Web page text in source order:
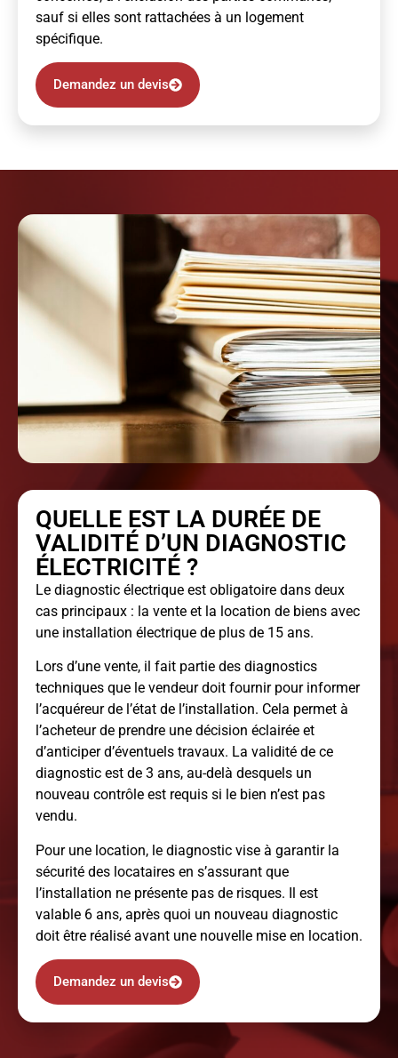
sauf si elles sont rattachées à un logement
spécifique.
Demandez un devis
QUELLE EST LA DURÉE DE
VALIDITÉ D’UN DIAGNOSTIC
ÉLECTRICITÉ ?
Le diagnostic électrique est obligatoire dans deux
cas principaux : la vente et la location de biens avec
une installation électrique de plus de 15 ans.
Lors d’une vente, il fait partie des diagnostics
techniques que le vendeur doit fournir pour informer
l’acquéreur de l’état de l’installation. Cela permet à
l’acheteur de prendre une décision éclairée et
d’anticiper d’éventuels travaux. La validité de ce
diagnostic est de 3 ans, au-delà desquels un
nouveau contrôle est requis si le bien n’est pas
vendu.
Pour une location, le diagnostic vise à garantir la
sécurité des locataires en s’assurant que
l’installation ne présente pas de risques. Il est
valable 6 ans, après quoi un nouveau diagnostic
doit être réalisé avant une nouvelle mise en location.
Demandez un devis